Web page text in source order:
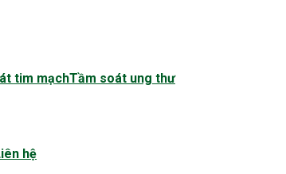
tim mạchTầm soát ung thư
hệ